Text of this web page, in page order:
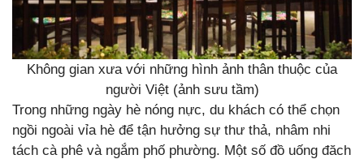
Không gian xưa với những hình ảnh thân thuộc của
người Việt (ảnh sưu tầm)
Trong những ngày hè nóng nực, du khách có thể chọn
ngồi ngoài vỉa hè để tận hưởng sự thư thả, nhâm nhi
tách cà phê và ngắm phố phường. Một số đồ uống đăch